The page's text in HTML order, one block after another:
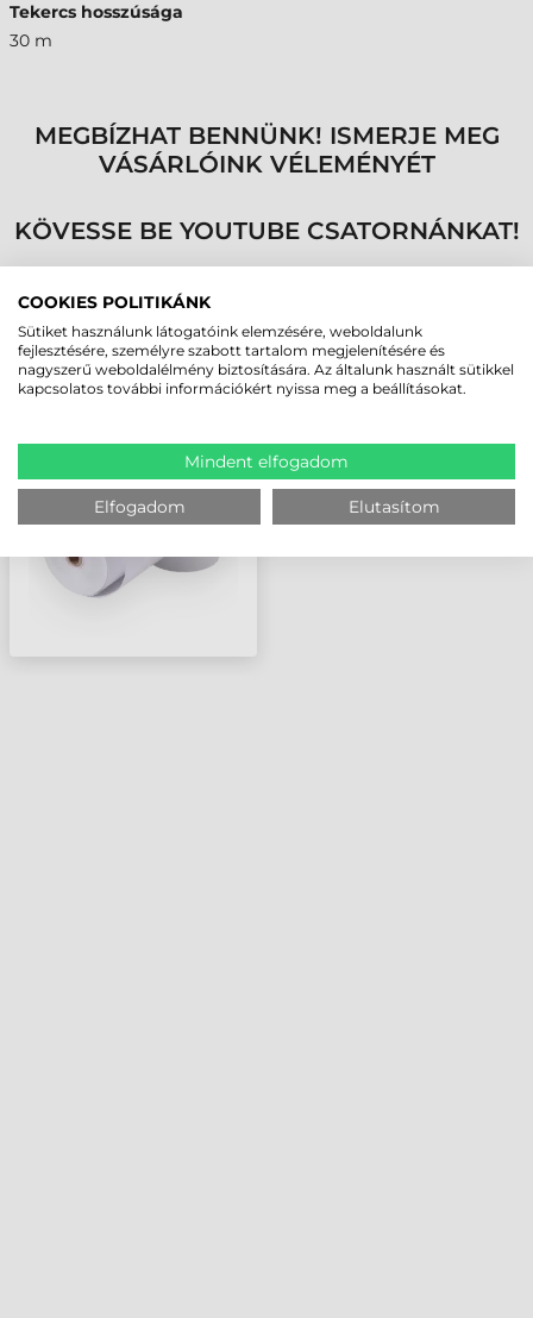
Tekercs hosszúsága
30 m
MEGBÍZHAT BENNÜNK! ISMERJE MEG
VÁSÁRLÓINK VÉLEMÉNYÉT
KÖVESSE BE YOUTUBE CSATORNÁNKAT!
LEGUTÓBB MEGTEKINTETT TERMÉKEK
57 MM
PÉNZTÁRGÉPSZALAG
COOKIES POLITIKÁNK
Sütiket használunk látogatóink elemzésére, weboldalunk
fejlesztésére, személyre szabott tartalom megjelenítésére és
nagyszerű weboldalélmény biztosítására. Az általunk használt sütikkel
kapcsolatos további információkért nyissa meg a beállításokat.
Mindent elfogadom
Elfogadom Elutasítom